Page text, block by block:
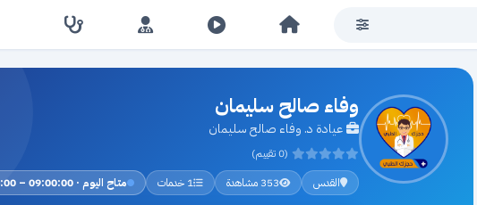
وفاء صالح سليمان
عيادة د. وفاء صالح سليمان
(0 تقييم)
القدس
353 مشاهدة 1 خدمات متاح اليوم · 09:00:00 – 17:00:00